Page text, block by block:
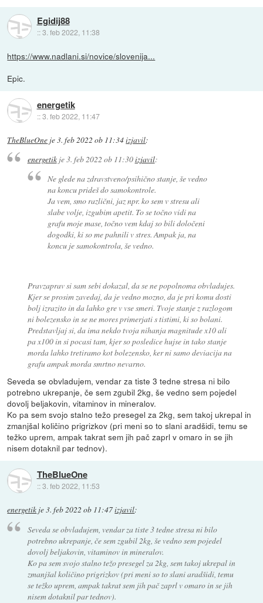
Egidij88
::3. feb 2022, 11:38
https://www.nadlani.si/novice/slovenija...
Epic.
energetik
::3. feb 2022, 11:47
TheBlueOne je3. feb 2022 ob 11:34izjavil:
energetikje3. feb 2022 ob 11:30izjavil:
Ne glede na zdravstveno/psihično stanje, še vedno
na koncu prideš do samokontrole.
Ja vem, smo različni, jaz npr. ko sem v stresu ali
slabe volje, izgubim apetit. To se točno vidi na
grafu moje mase, točno vem kdaj so bili določeni
dogodki, ki so me pahnili v stres. Ampak ja, na
koncu je samokontrola, še vedno.
Pravzaprav si sam sebi dokazal, da se ne popolnoma obvladujes.
Kjer se prosim zavedaj, da je vedno mozno, da je pri komu dosti
bolj izrazito in da lahko gre v vse smeri. Tvoje stanje z razlogom
ni bolezensko in se ne mores primerjati s tistimi, ki so bolani.
Predstavljaj si, da ima nekdo tvoja nihanja magnitude x10 ali
pa x100 in si pocasi tam, kjer so posledice hujse in tako stanje
morda lahko tretiramo kot bolezensko, ker ni samo deviacija na
grafu ampak morda smrtno nevarno.
Seveda se obvladujem, vendar za tiste 3 tedne stresa ni bilo
potrebno ukrepanje, če sem zgubil 2kg, še vedno sem pojedel
dovolj beljakovin, vitaminov in mineralov.
Ko pa sem svojo stalno težo presegel za 2kg, sem takoj ukrepal in
zmanjšal količino prigrizkov (pri meni so to slani aradšidi, temu se
težko uprem, ampak takrat sem jih pač zaprl v omaro in se jih
nisem dotaknil par tednov).
TheBlueOne
::3. feb 2022, 11:53
energetik je3. feb 2022 ob 11:47izjavil:
Seveda se obvladujem, vendar za tiste 3 tedne stresa ni bilo
potrebno ukrepanje, če sem zgubil 2kg, še vedno sem pojedel
dovolj beljakovin, vitaminov in mineralov.
Ko pa sem svojo stalno težo presegel za 2kg, sem takoj ukrepal in
zmanjšal količino prigrizkov (pri meni so to slani aradšidi, temu
se težko uprem, ampak takrat sem jih pač zaprl v omaro in se jih
nisem dotaknil par tednov).